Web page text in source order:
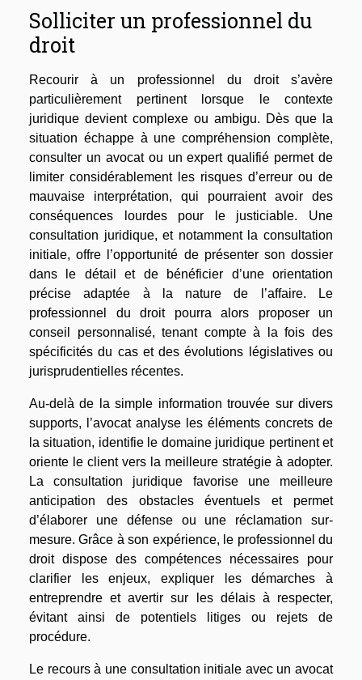
Solliciter un professionnel du
droit
Recourir à un professionnel du droit s’avère
particulièrement pertinent lorsque le contexte
juridique devient complexe ou ambigu. Dès que la
situation échappe à une compréhension complète,
consulter un avocat ou un expert qualifié permet de
limiter considérablement les risques d’erreur ou de
mauvaise interprétation, qui pourraient avoir des
conséquences lourdes pour le justiciable. Une
consultation juridique, et notamment la consultation
initiale, offre l’opportunité de présenter son dossier
dans le détail et de bénéficier d’une orientation
précise adaptée à la nature de l’affaire. Le
professionnel du droit pourra alors proposer un
conseil personnalisé, tenant compte à la fois des
spécificités du cas et des évolutions législatives ou
jurisprudentielles récentes.
Au-delà de la simple information trouvée sur divers
supports, l’avocat analyse les éléments concrets de
la situation, identifie le domaine juridique pertinent et
oriente le client vers la meilleure stratégie à adopter.
La consultation juridique favorise une meilleure
anticipation des obstacles éventuels et permet
d’élaborer une défense ou une réclamation sur-
mesure. Grâce à son expérience, le professionnel du
droit dispose des compétences nécessaires pour
clarifier les enjeux, expliquer les démarches à
entreprendre et avertir sur les délais à respecter,
évitant ainsi de potentiels litiges ou rejets de
procédure.
Le recours à une consultation initiale avec un avocat